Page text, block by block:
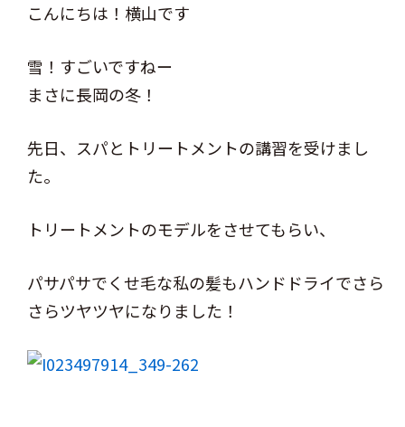
こんにちは！横山です
雪！すごいですねー
まさに長岡の冬！
先日、スパとトリートメントの講習を受けまし
た。
トリートメントのモデルをさせてもらい、
パサパサでくせ毛な私の髪もハンドドライでさら
さらツヤツヤになりました！